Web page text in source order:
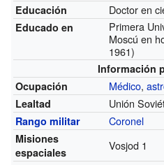
Educación
Doctor en
Educado en
Primera
Moscú en
1961)
Información
Ocupación
Médico,
Lealtad Unión
Rango militar Coronel
Misiones
espaciales
Vosjod 1